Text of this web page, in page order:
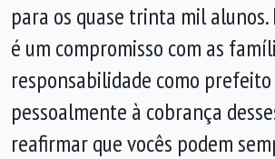
para os quase trinta mil
é um compromisso com as
responsabilidade como
pessoalmente à cobrança
reafirmar que vocês podem